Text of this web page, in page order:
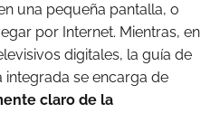
una pequeña pantalla, o
por Internet. Mientras, en
digitales, la guía de
se encarga de
claro de la